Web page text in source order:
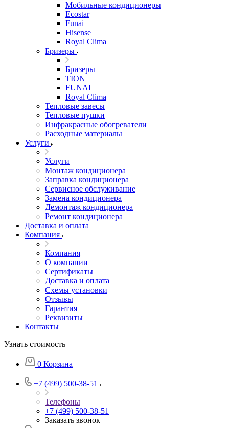
Мобильные кондиционеры
Ecostar
Funai
Hisense
Royal Clima
Бризеры
Бризеры
TION
FUNAI
Royal Clima
Тепловые завесы
Тепловые пушки
Инфракрасные обогреватели
Расходные материалы
Услуги
Услуги
Монтаж кондиционера
Заправка кондиционера
Сервисное обслуживание
Замена кондиционера
Демонтаж кондиционера
Ремонт кондиционера
Доставка и оплата
Компания
Компания
О компании
Сертификаты
Доставка и оплата
Схемы установки
Отзывы
Гарантия
Реквизиты
Контакты
Узнать стоимость
0 Корзина
+7 (499) 500-38-51
Телефоны
+7 (499) 500-38-51
Заказать звонок